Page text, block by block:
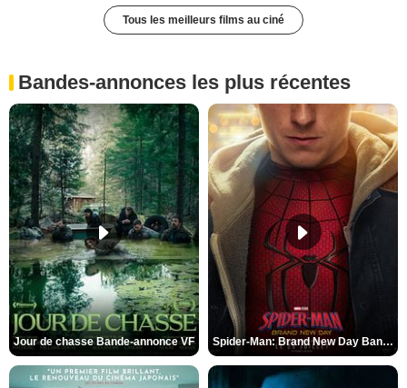
Tous les meilleurs films au ciné
Bandes-annonces les plus récentes
Jour de chasse Bande-annonce VF Spider-Man: Brand New Day Bande-annonce (3) VO STFR